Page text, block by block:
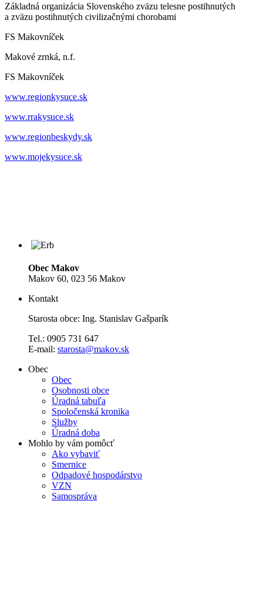
Základná organizácia Slovenského zväzu telesne postihnutých
a zväzu postihnutých civilizačnými chorobami
FS Makovníček
Makové zrnká, n.f.
FS Makovníček
www.regionkysuce.sk
www.rrakysuce.sk
www.regionbeskydy.sk
www.mojekysuce.sk
Obec Makov
Makov 60, 023 56 Makov
Kontakt
Starosta obce: Ing. Stanislav Gašparík
Tel.: 0905 731 647
E-mail: starosta@makov.sk
Obec
Obec
Osobnosti obce
Úradná tabuľa
Spoločenská kronika
Služby
Úradná doba
Mohlo by vám pomôcť
Ako vybaviť
Smernice
Odpadové hospodárstvo
VZN
Samospráva